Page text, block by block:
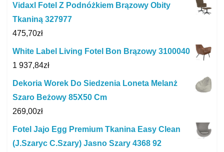
Vidaxl Fotel Z Podnóżkiem Brązowy Obity
Tkaniną 327977
475,70zł
White Label Living Fotel Bon Brązowy 3100040
1 937,84zł
Dekoria Worek Do Siedzenia Loneta Melanż
Szaro Beżowy 85X50 Cm
269,00zł
Fotel Jajo Egg Premium Tkanina Easy Clean
(J.Szaryc C.Szary) Jasno Szary 4368 92